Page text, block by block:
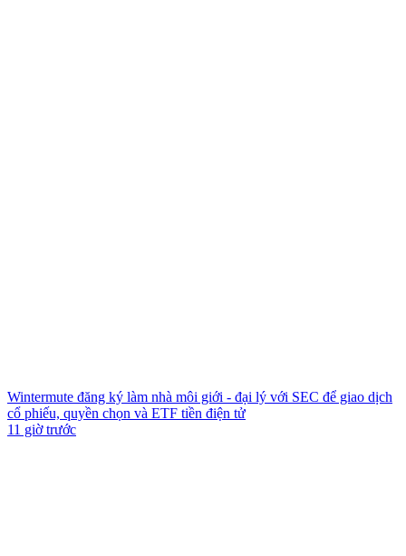
Wintermute đăng ký làm nhà môi giới - đại lý với SEC để giao dịch
cổ phiếu, quyền chọn và ETF tiền điện tử
11 giờ trước